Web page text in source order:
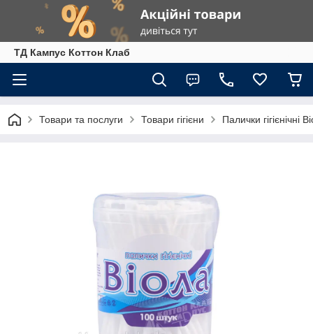
ТД Кампус Коттон Клаб
Товари та послуги Товари гігієни Палички гігієнічні